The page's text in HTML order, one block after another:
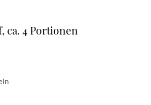
ca. 4 Portionen